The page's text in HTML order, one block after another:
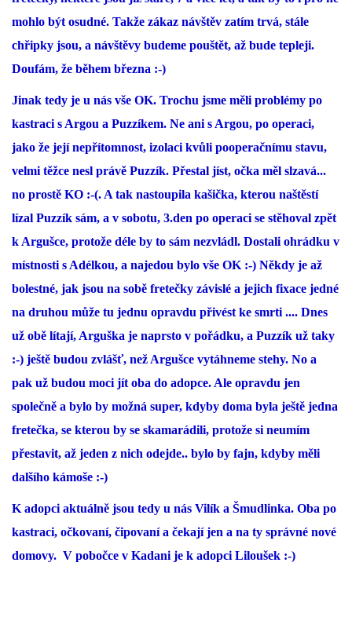
mohlo být osudné. Takže zákaz návštěv zatím trvá, stále
chřipky jsou, a návštěvy budeme pouštět, až bude tepleji.
Doufám, že během března :-)
Jinak tedy je u nás vše OK. Trochu jsme měli problémy po
kastraci s Argou a Puzzíkem. Ne ani s Argou, po operaci,
jako že její nepřítomnost, izolaci kvůli pooperačnímu stavu,
velmi těžce nesl právě Puzzík. Přestal jíst, očka měl slzavá...
no prostě KO :-(. A tak nastoupila kašička, kterou naštěstí
lízal Puzzík sám, a v sobotu, 3.den po operaci se stěhoval zpět
k Argušce, protože déle by to sám nezvládl. Dostali ohrádku v
místnosti s Adélkou, a najedou bylo vše OK :-) Někdy je až
bolestné, jak jsou na sobě fretečky závislé a jejich fixace jedné
na druhou může tu jednu opravdu přivést ke smrti .... Dnes
už obě lítají, Arguška je naprsto v pořádku, a Puzzík už taky
:-) ještě budou zvlášť, než Argušce vytáhneme stehy. No a
pak už budou moci jít oba do adopce. Ale opravdu jen
společně a bylo by možná super, kdyby doma byla ještě jedna
fretečka, se kterou by se skamarádili, protože si neumím
přestavit, až jeden z nich odejde.. bylo by fajn, kdyby měli
dalšího kámoše :-)
K adopci aktuálně jsou tedy u nás Vilík a Šmudlinka. Oba po
kastraci, očkovaní, čipovaní a čekají jen a na ty správné nové
domovy. V pobočce v Kadani je k adopci Liloušek :-)